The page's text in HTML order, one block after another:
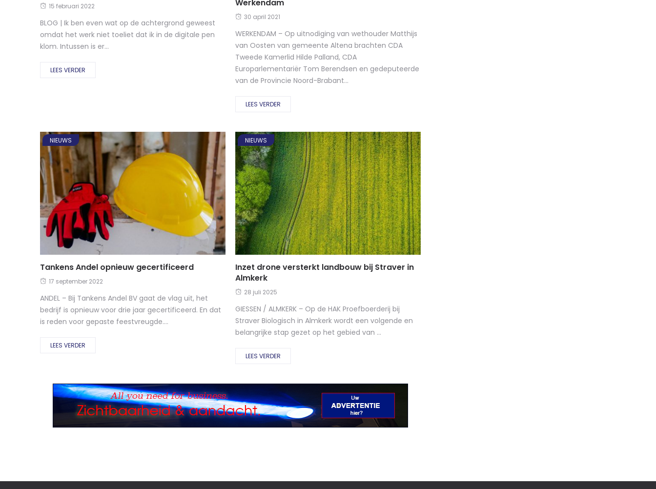
15 februari 2022
BLOG | Ik ben even wat op de achtergrond geweest
omdat het werk niet toeliet dat ik in de digitale pen
klom. Intussen is er...
LEES VERDER
Werkendam
30 april 2021
WERKENDAM – Op uitnodiging van wethouder Matthijs
van Oosten van gemeente Altena brachten CDA
Tweede Kamerlid Hilde Palland, CDA
Europarlementariër Tom Berendsen en gedeputeerde
van de Provincie Noord-Brabant...
LEES VERDER
NIEUWS
Tankens Andel opnieuw gecertificeerd
17 september 2022
ANDEL – Bij Tankens Andel BV gaat de vlag uit, het
bedrijf is opnieuw voor drie jaar gecertificeerd. En dat
is reden voor gepaste feestvreugde....
LEES VERDER
NIEUWS
Inzet drone versterkt landbouw bij Straver in
Almkerk
28 juli 2025
GIESSEN / ALMKERK – Op de HAK Proefboerderij bij
Straver Biologisch in Almkerk wordt een volgende en
belangrijke stap gezet op het gebied van ...
LEES VERDER